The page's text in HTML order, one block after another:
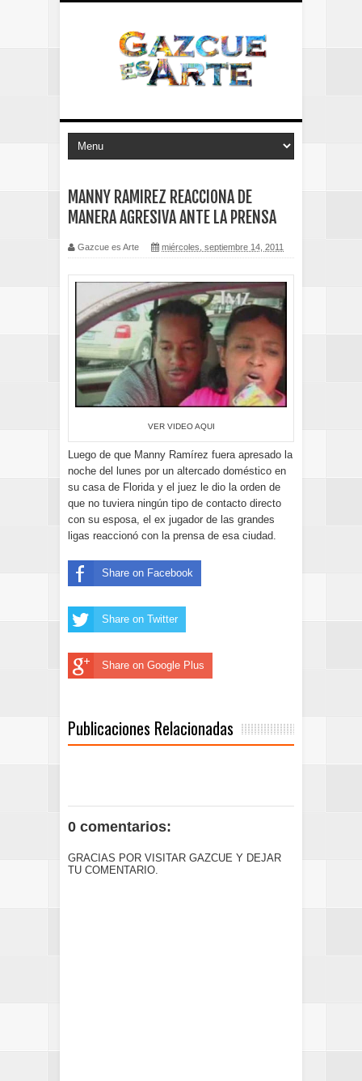
MANNY RAMIREZ REACCIONA DE
MANERA AGRESIVA ANTE LA PRENSA
Gazcue es Arte miércoles, septiembre 14, 2011
VER VIDEO AQUI
Luego de que Manny Ramírez fuera apresado la
noche del lunes por un altercado doméstico en
su casa de Florida y el juez le dio la orden de
que no tuviera ningún tipo de contacto directo
con su esposa, el ex jugador de las grandes
ligas reaccionó con la prensa de esa ciudad.
Share on Facebook
Share on Twitter
Share on Google Plus
Publicaciones Relacionadas
0 comentarios:
GRACIAS POR VISITAR GAZCUE Y DEJAR
TU COMENTARIO.